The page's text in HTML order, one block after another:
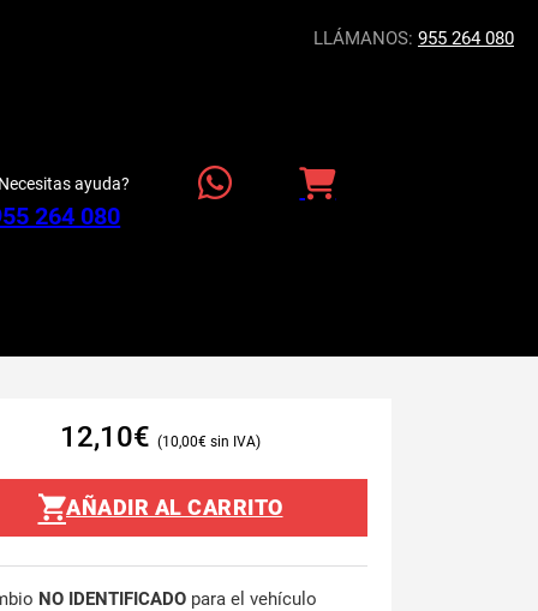
LLÁMANOS: 955 264 080
ayuda?
264 080
12,10€ 10,00€
AÑADIR AL CARRITO
NO IDENTIFICADO para el vehículo